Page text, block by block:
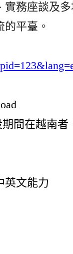
務座談及
平臺。
間在越南
英文能力